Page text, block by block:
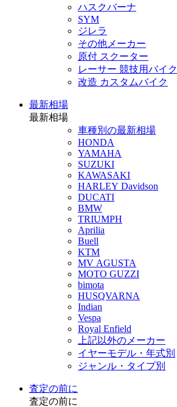
ハスクバーナ
SYM
ジレラ
その他メーカー
原付 スクーター
レーサー 競技用バイク
改造 カスタムバイク
最新相場
最新相場
車種別の最新相場
HONDA
YAMAHA
SUZUKI
KAWASAKI
HARLEY Davidson
DUCATI
BMW
TRIUMPH
Aprilia
Buell
KTM
MV AGUSTA
MOTO GUZZI
bimota
HUSQVARNA
Indian
Vespa
Royal Enfield
上記以外のメーカー
イヤーモデル・年式別
ジャンル・タイプ別
査定の前に
査定の前に